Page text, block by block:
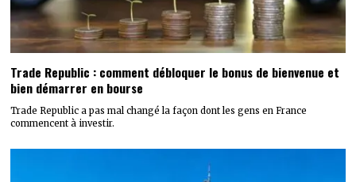
Trade Republic : comment débloquer le bonus de bienvenue et
bien démarrer en bourse
Trade Republic a pas mal changé la façon dont les gens en France
commencent à investir.